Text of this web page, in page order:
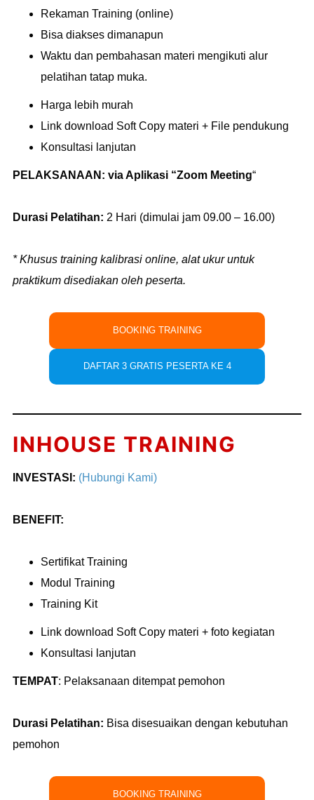
Rekaman Training (online)
Bisa diakses dimanapun
Waktu dan pembahasan materi mengikuti alur
pelatihan tatap muka.
Harga lebih murah
Link download Soft Copy materi + File pendukung
Konsultasi lanjutan
PELAKSANAAN: via Aplikasi “Zoom Meeting“
Durasi Pelatihan: 2 Hari (dimulai jam 09.00 – 16.00)
* Khusus training kalibrasi online, alat ukur untuk
praktikum disediakan oleh peserta.
BOOKING TRAINING
DAFTAR 3 GRATIS PESERTA KE 4
INHOUSE TRAINING
INVESTASI: (Hubungi Kami)
BENEFIT:
Sertifikat Training
Modul Training
Training Kit
Link download Soft Copy materi + foto kegiatan
Konsultasi lanjutan
TEMPAT: Pelaksanaan ditempat pemohon
Durasi Pelatihan: Bisa disesuaikan dengan kebutuhan
pemohon
BOOKING TRAINING